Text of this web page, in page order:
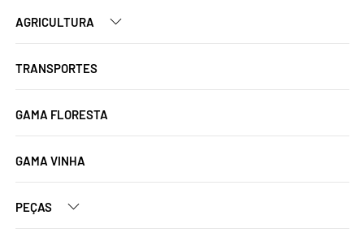
AGRICULTURA
TRANSPORTES
GAMA FLORESTA
GAMA VINHA
PEÇAS